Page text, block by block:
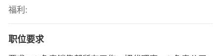
福利:
职位要求